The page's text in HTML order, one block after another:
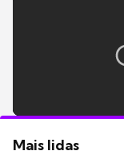
Mais lidas